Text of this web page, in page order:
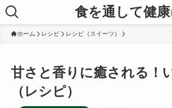
食を通して健康
ホーム レシピ レシピ（スイーツ）
甘さと香りに癒される！
（レシピ）